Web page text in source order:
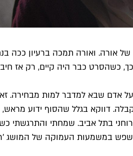
אורה. ואורה תמכה ברעיון ככה
כשהסרט כבר היה קיים, רק אז
אדם שבא למדבר למות מבחירה.
דווקא בגלל שהסוף ידוע מראש,
בתל אביב. שמחתי והתרגשתי
במשמעות העמוקה של המושג